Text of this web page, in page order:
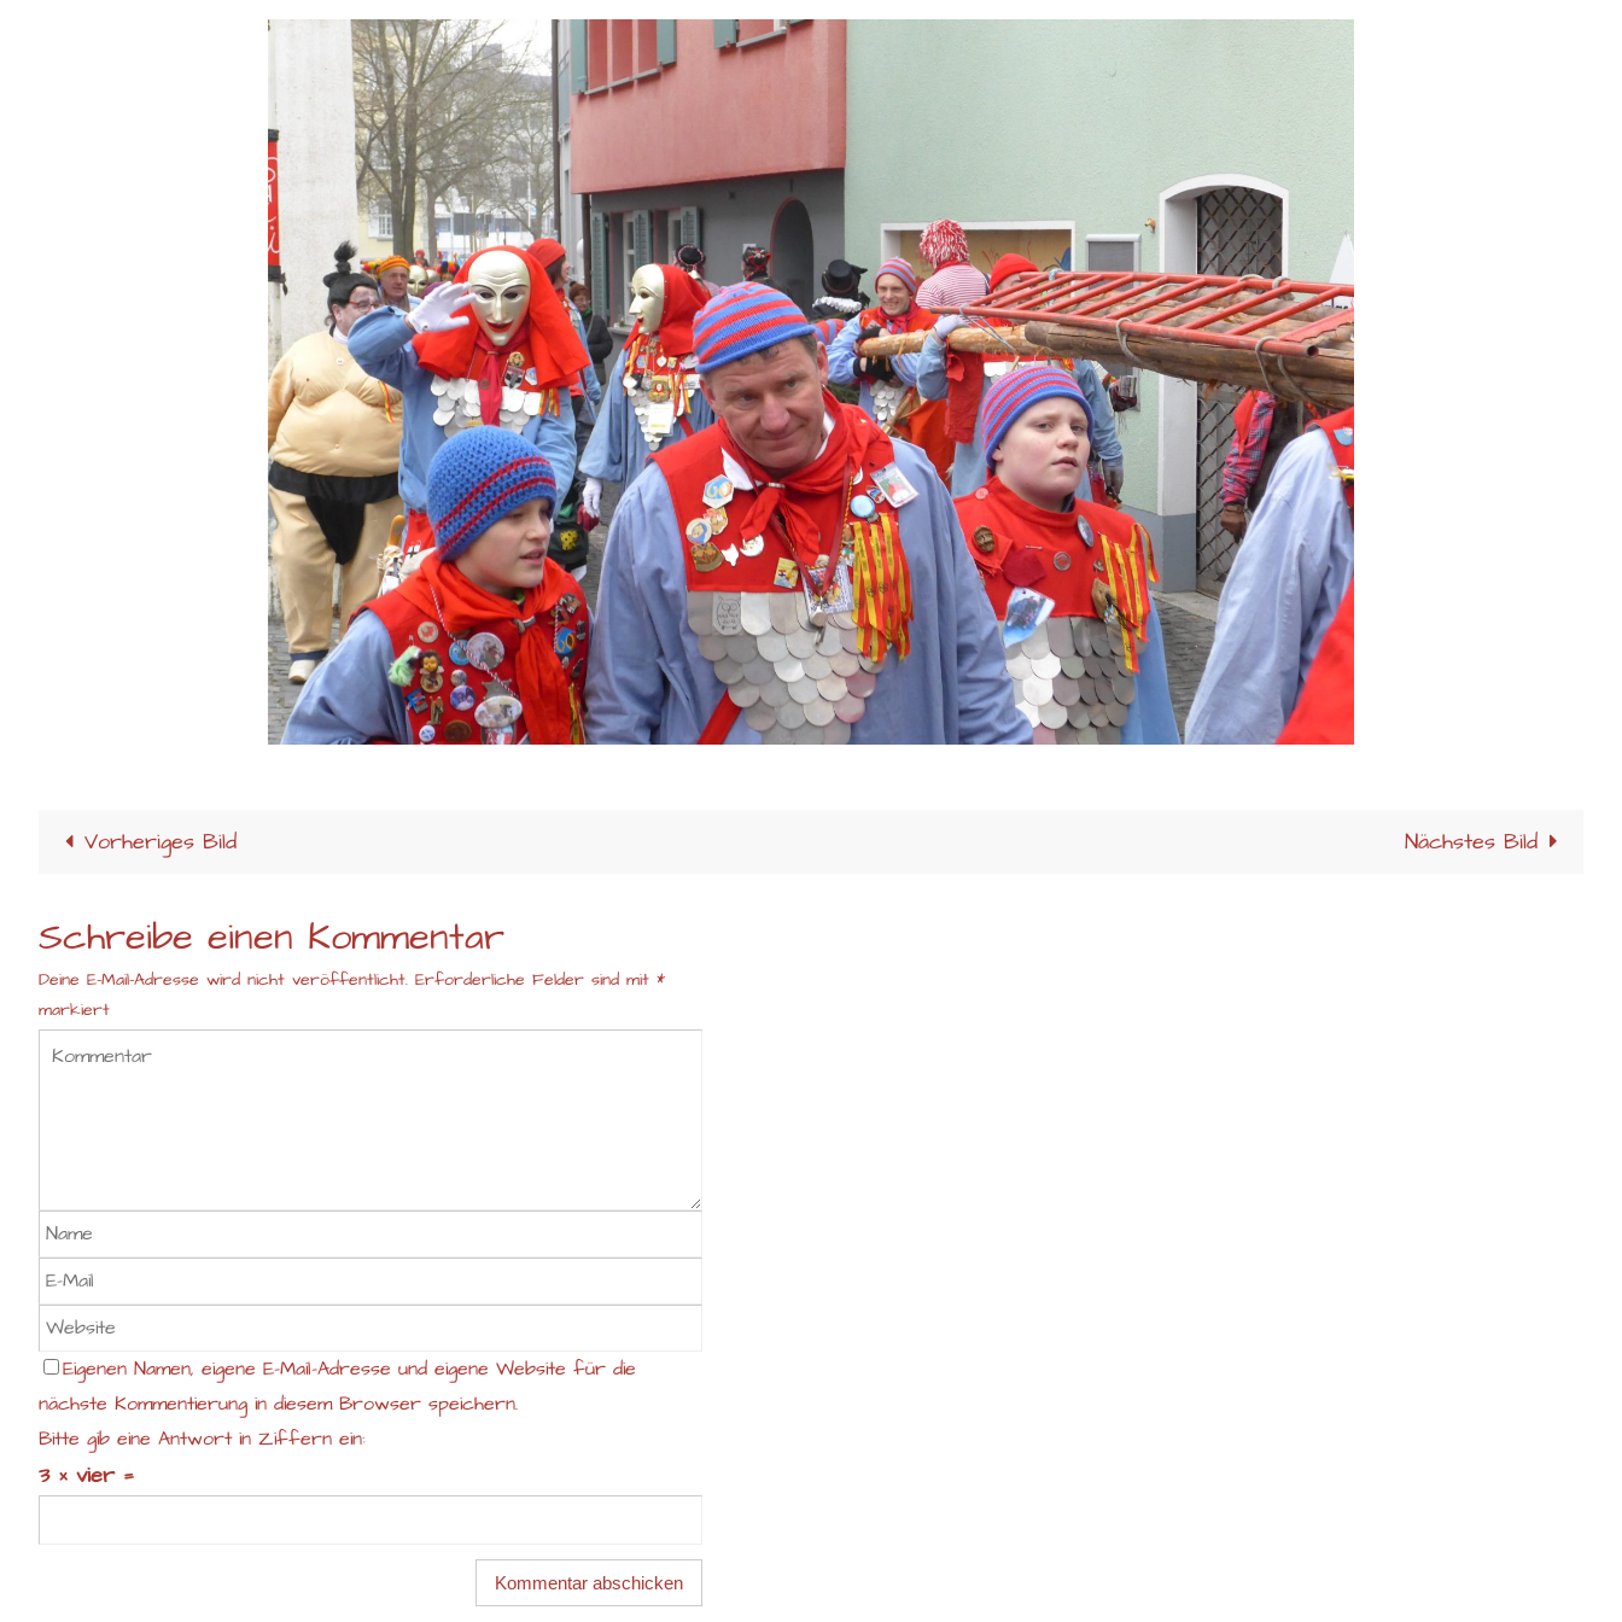
Vorheriges Bild Nächstes Bild
Schreibe einen Kommentar
Deine E-Mail-Adresse wird nicht veröffentlicht. Erforderliche Felder sind mit *
markiert
Eigenen Namen, eigene E-Mail-Adresse und eigene Website für die
nächste Kommentierung in diesem Browser speichern.
Bitte gib eine Antwort in Ziffern ein:
3 × vier =